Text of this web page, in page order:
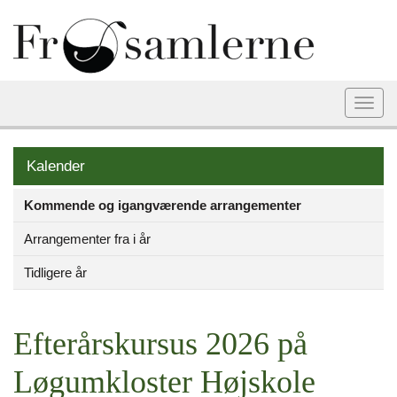
Kalender
Kommende og igangværende arrangementer
Arrangementer fra i år
Tidligere år
Efterårskursus 2026 på
Løgumkloster Højskole